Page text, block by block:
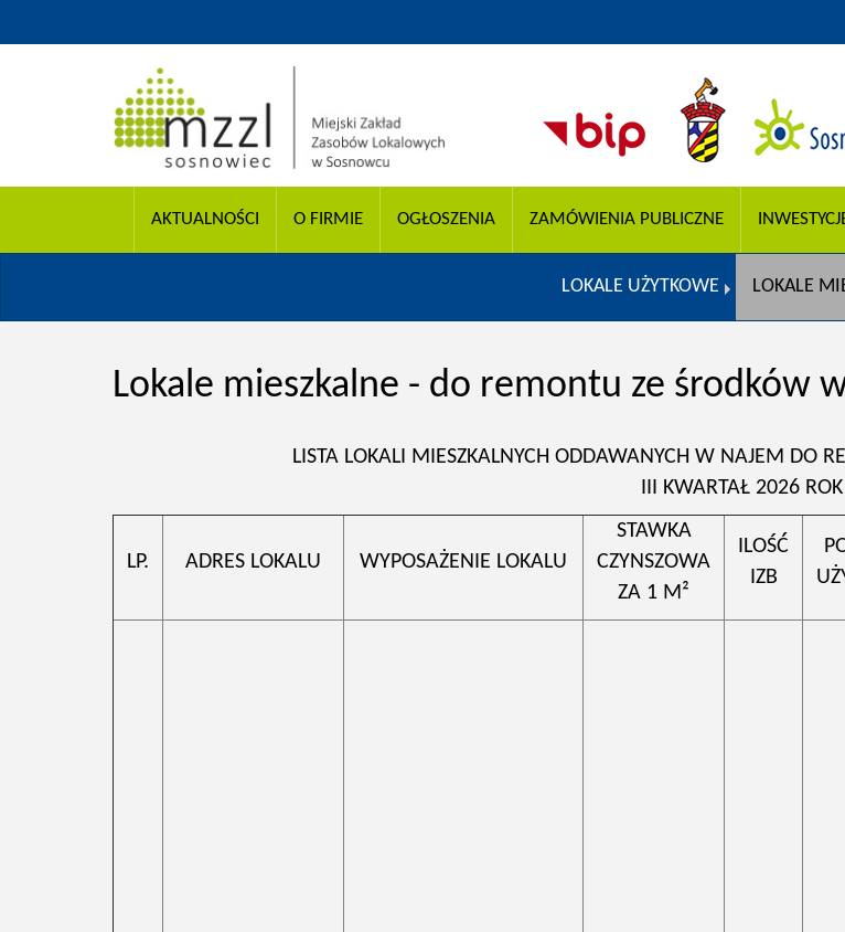
AKTUALNOŚCI O FIRMIE OGŁOSZENIA ZAMÓWIENIA PUBLICZNE
LOKALE UŻYTKOWE LOKALE
Lokale mieszkalne - do remontu ze środków
LISTA LOKALI MIESZKALNYCH ODDAWANYCH W NAJEM DO
III KWARTAŁ 2026 ROK
LP. ADRES LOKALU WYPOSAŻENIE LOKALU
STAWKA
CZYNSZOWA
ZA 1 M²
ILOŚĆ
IZB